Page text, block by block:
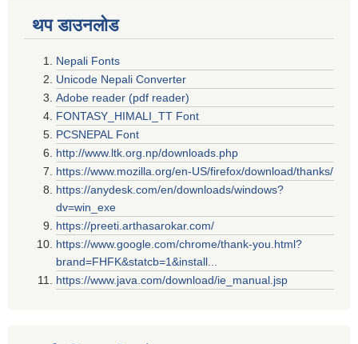
थप डाउनलोड
Nepali Fonts
Unicode Nepali Converter
Adobe reader (pdf reader)
FONTASY_HIMALI_TT Font
PCSNEPAL Font
http://www.ltk.org.np/downloads.php
https://www.mozilla.org/en-US/firefox/download/thanks/
https://anydesk.com/en/downloads/windows?
dv=win_exe
https://preeti.arthasarokar.com/
https://www.google.com/chrome/thank-you.html?
brand=FHFK&statcb=1&install...
https://www.java.com/download/ie_manual.jsp